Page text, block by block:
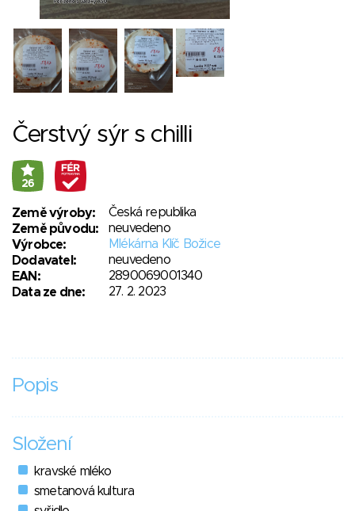
Čerstvý sýr s chilli
26
Země výroby:
Česká republika
Země původu:
neuvedeno
Výrobce:
Mlékárna Klíč Božice
Dodavatel:
neuvedeno
EAN:
2890069001340
Data ze dne:
27. 2. 2023
Popis
Složení
kravské mléko
smetanová kultura